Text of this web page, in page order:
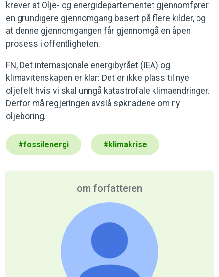
krever at Olje- og energidepartementet gjennomfører
en grundigere gjennomgang basert på flere kilder, og
at denne gjennomgangen får gjennomgå en åpen
prosess i offentligheten.
FN, Det internasjonale energibyrået (IEA) og
klimavitenskapen er klar: Det er ikke plass til nye
oljefelt hvis vi skal unngå katastrofale klimaendringer.
Derfor må regjeringen avslå søknadene om ny
oljeboring.
#fossilenergi #klimakrise
om forfatteren